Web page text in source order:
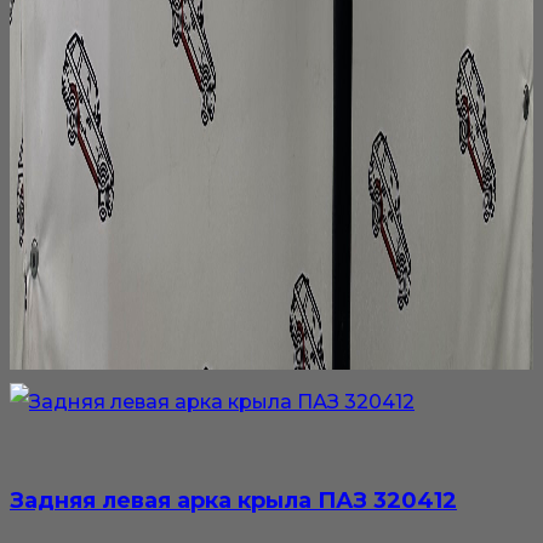
Задняя левая арка крыла ПАЗ 320412